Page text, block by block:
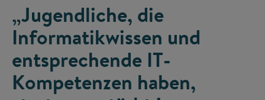
„Jugendliche, die
Informatikwissen und
entsprechende IT-
Kompetenzen haben,